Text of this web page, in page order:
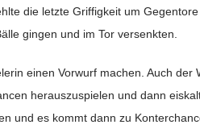
die letzte Griffigkeit um
gingen und im Tor versenkten.
einen Vorwurf machen. Auch
herauszuspielen und dann
und es kommt dann zu